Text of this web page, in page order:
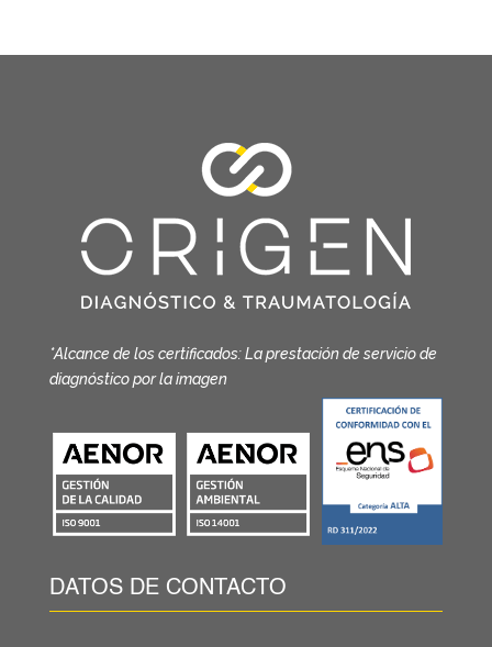
*Alcance de los certificados: La prestación de servicio de
diagnóstico por la imagen
DATOS DE CONTACTO